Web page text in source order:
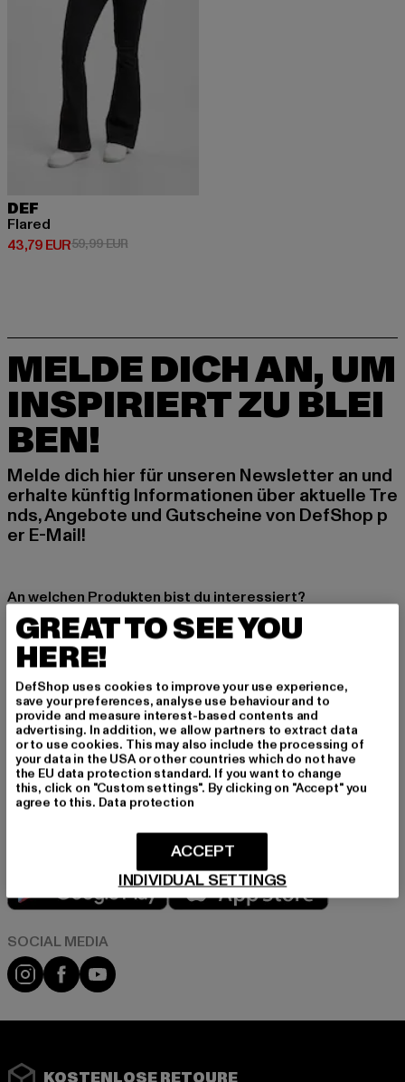
DEF
Flared
43,79 EUR
Derzeitiger Preis: 43,79 EUR
59,99 EURAktionspreis: 59,99 EUR
MELDE DICH AN, UM
INSPIRIERT ZU BLEI
BEN!
Melde dich hier für unseren Newsletter an und
erhalte künftig Informationen über aktuelle Tre
nds, Angebote und Gutscheine von DefShop p
er E-Mail!
An welchen Produkten bist du interessiert?
MÄNNER
FRAUEN
E-MAIL
ANMELDEN
Informationen dazu, wie DefShop mit Deinen Daten umgeht, findest Du
in unserer Datenschutzerklärung. Du kannst Dich jederzeit kostenfei
abmelden.Datenschutzerklärung lesen.
Play market
Instagram
FacebookYouTube
GREAT TO SEE YOU
HERE!
DefShop uses cookies to improve your use experience,
save your preferences, analyse use behaviour and to
provide and measure interest-based contents and
advertising. In addition, we allow partners to extract data
or to use cookies. This may also include the processing of
your data in the USA or other countries which do not have
the EU data protection standard. If you want to change
this, click on "Custom settings". By clicking on "Accept" you
agree to this. Data protection
INDIVIDUAL SETTINGS
ACCEPT